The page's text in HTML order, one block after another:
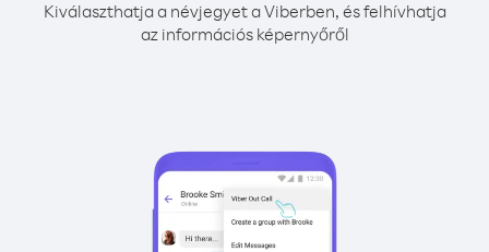
Kiválaszthatja a névjegyet a Viberben, és felhívhatja
az információs képernyőről